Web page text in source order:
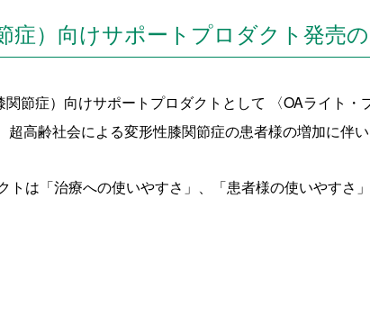
症）向けサポートプロダクト発売
節症）向けサポートプロダクトとして 〈OAライト
高齢社会による変形性膝関節症の患者様の増加に伴
トは「治療への使いやすさ」、「患者様の使いやすさ